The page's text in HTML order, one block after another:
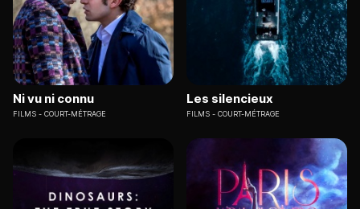
Ni vu ni connu
FILMS COURT-MÉTRAGE
Les silencieux
FILMS COURT-MÉTRAGE